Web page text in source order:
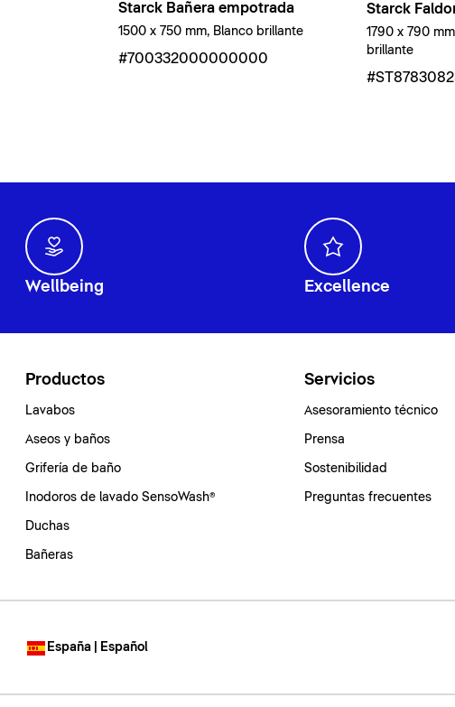
Starck Bañera empotrada
1500 x 750 mm, Blanco brillante
#700332000000000
Starck
1790 x 790
brillante
Wellbeing Excellence
Productos
Lavabos
Aseos y baños
Grifería de baño
Inodoros de lavado SensoWash®
Duchas
Bañeras
Servicios
Asesoramiento técnico
Prensa
Sostenibilidad
Preguntas frecuentes
España | Español